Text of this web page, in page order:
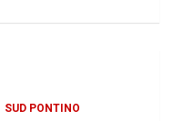
SUD PONTINO